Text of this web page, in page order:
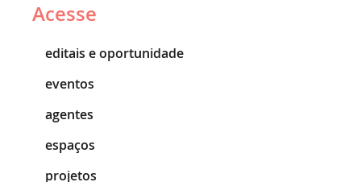
Acesse
editais e oportunidade
eventos
agentes
espaços
projetos